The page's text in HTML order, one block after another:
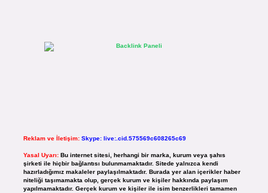
Reklam ve İletişim: Skype: live:.cid.575569c608265c69
Yasal Uyarı: Bu internet sitesi, herhangi bir marka, kurum veya şahıs
şirketi ile hiçbir bağlantısı bulunmamaktadır. Sitede yalnızca kendi
hazırladığımız makaleler paylaşılmaktadır. Burada yer alan içerikler haber
niteliği taşımamakta olup, gerçek kurum ve kişiler hakkında paylaşım
yapılmamaktadır. Gerçek kurum ve kişiler ile isim benzerlikleri tamamen